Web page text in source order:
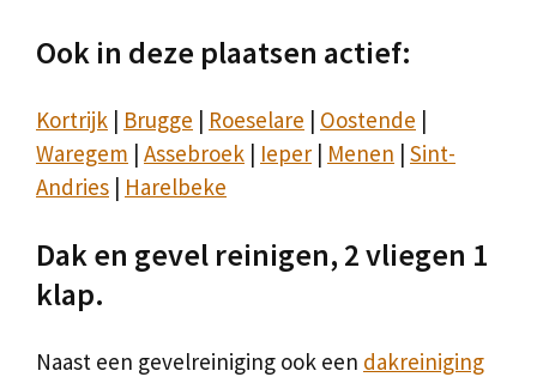
Ook in deze plaatsen actief:
Kortrijk | Brugge | Roeselare | Oostende |
Waregem | Assebroek | Ieper | Menen | Sint-
Andries | Harelbeke
Dak en gevel reinigen, 2 vliegen 1
klap.
Naast een gevelreiniging ook een dakreiniging